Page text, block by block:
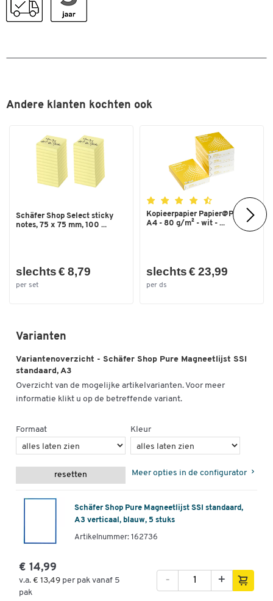
Formaat
Andere klanten kochten ook
Schäfer Shop Select sticky
notes, 75 x 75 mm, 100 ...
slechts € 8,79
per set
Kopieerpapier Papier@Print -
A4 - 80 g/m² - wit - ...
slechts € 23,99
per ds
Varianten
Variantenoverzicht - Schäfer Shop Pure Magneetlijst SSI
standaard, A3
Overzicht van de mogelijke artikelvarianten. Voor meer
informatie klikt u op de betreffende variant.
Formaat Kleur
resetten Meer opties in de configurator
Schäfer Shop Pure Magneetlijst SSI standaard,
A3 verticaal, blauw, 5 stuks
Artikelnummer: 162736
€ 14,99
v.a. € 13,49 per pak vanaf 5
pak
+
-